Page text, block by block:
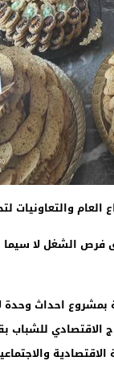
والتعاونيات
الشغل لا سيما
احداث وحدة
للشباب